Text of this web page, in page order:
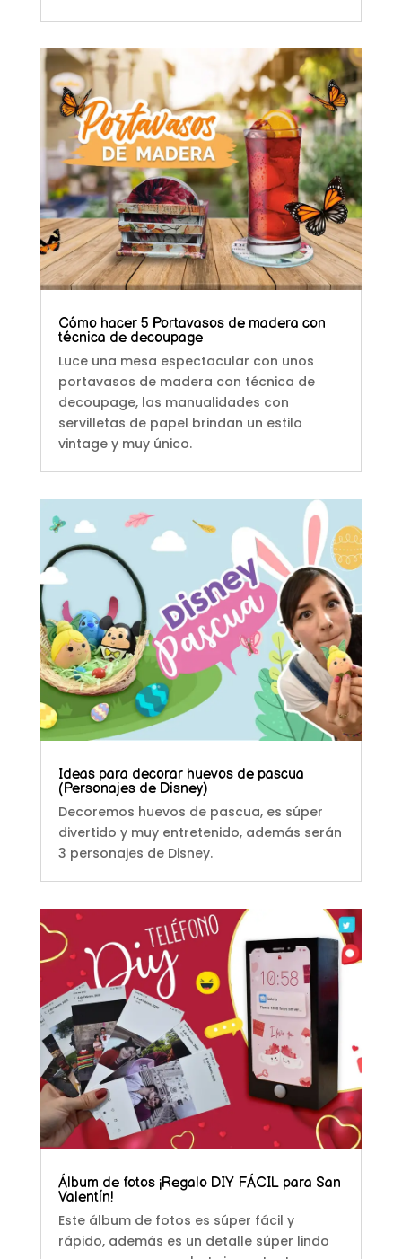
Cómo hacer 5 Portavasos de madera con
técnica de decoupage
Luce una mesa espectacular con unos
portavasos de madera con técnica de
decoupage, las manualidades con
servilletas de papel brindan un estilo
vintage y muy único.
Ideas para decorar huevos de pascua
(Personajes de Disney)
Decoremos huevos de pascua, es súper
divertido y muy entretenido, además serán
3 personajes de Disney.
Álbum de fotos ¡Regalo DIY FÁCIL para San
Valentín!
Este álbum de fotos es súper fácil y
rápido, además es un detalle súper lindo